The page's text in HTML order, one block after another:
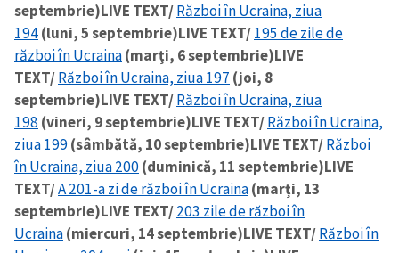
septembrie)LIVE TEXT/Război în Ucraina, ziua
194(luni, 5 septembrie)LIVE TEXT/195 de zile de
război în Ucraina(marți, 6 septembrie)LIVE
TEXT/Război în Ucraina, ziua 197 (joi, 8
septembrie)LIVE TEXT/Război în Ucraina, ziua
198 (vineri, 9 septembrie)LIVE TEXT/Război în Ucraina,
ziua 199(sâmbătă, 10 septembrie)LIVE TEXT/Război
în Ucraina, ziua 200(duminică, 11 septembrie)LIVE
TEXT/A 201-a zi de război în Ucraina(marți, 13
septembrie)LIVE TEXT/203 zile de război în
Ucraina(miercuri, 14 septembrie)LIVE TEXT/Război în